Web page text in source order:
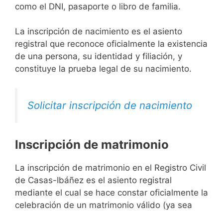
como el DNI, pasaporte o libro de familia.
La inscripción de nacimiento es el asiento
registral que reconoce oficialmente la existencia
de una persona, su identidad y filiación, y
constituye la prueba legal de su nacimiento.
Solicitar inscripción de nacimiento
Inscripción de matrimonio
La inscripción de matrimonio en el Registro Civil
de Casas-Ibáñez es el asiento registral
mediante el cual se hace constar oficialmente la
celebración de un matrimonio válido (ya sea